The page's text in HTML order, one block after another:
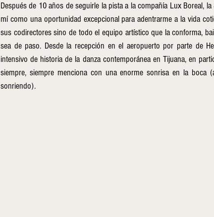
Después de 10 años de seguirle la pista a la compañía Lux Boreal,
mí como una oportunidad excepcional para adentrarme a la vida
sus codirectores sino de todo el equipo artístico que la conforma,
sea de paso. Desde la recepción en el aeropuerto por parte de
intensivo de historia de la danza contemporánea en Tijuana, en
siempre, siempre menciona con una enorme sonrisa en la
sonriendo).